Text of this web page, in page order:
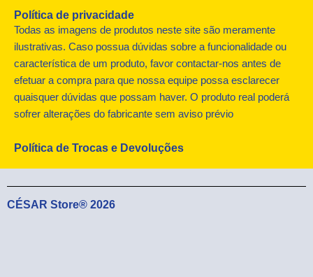
b
o
o
k
i
t
t
e
a
g
r
a
Política de privacidade
Todas as imagens de produtos neste site são meramente
ilustrativas. Caso possua dúvidas sobre a funcionalidade ou
característica de um produto, favor contactar-nos antes de
efetuar a compra para que nossa equipe possa esclarecer
quaisquer dúvidas que possam haver. O produto real poderá
sofrer alterações do fabricante sem aviso prévio
Política de Trocas e Devoluções
CÉSAR Store® 2026